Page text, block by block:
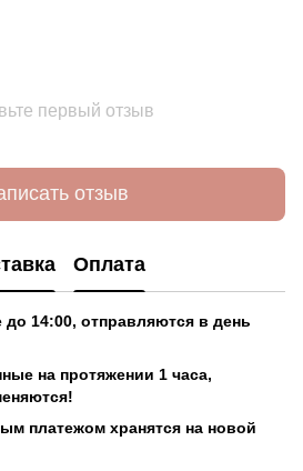
первый отзыв
отзыв
Оплата
14:00, отправляются в день
на протяжении 1 часа,
платежом хранятся на новой